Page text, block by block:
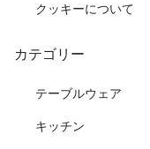
クッキーについて
カテゴリー
テーブルウェア
キッチン